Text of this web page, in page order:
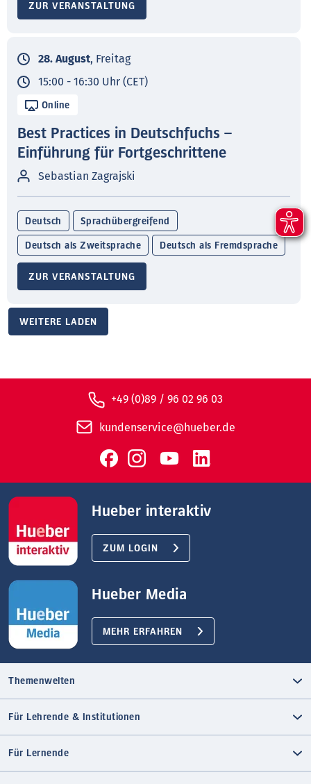
ZUR VERANSTALTUNG
28. August, Freitag
15:00 - 16:30 Uhr (CET)
Online
Best Practices in Deutschfuchs –
Einführung für Fortgeschrittene
Sebastian Zagrajski
Deutsch Sprachübergreifend
Deutsch als Zweitsprache Deutsch als Fremdsprache
ZUR VERANSTALTUNG
WEITERE LADEN
+49 (0)89 / 96 02 96 03
kundenservice@hueber.de
Hueber interaktiv
ZUM LOGIN
Hueber Media
MEHR ERFAHREN
Themenwelten
Für Lehrende & Institutionen
Für Lernende